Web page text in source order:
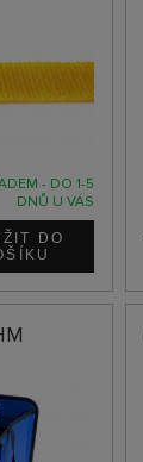
- DO 1-5
DNŮ U VÁS